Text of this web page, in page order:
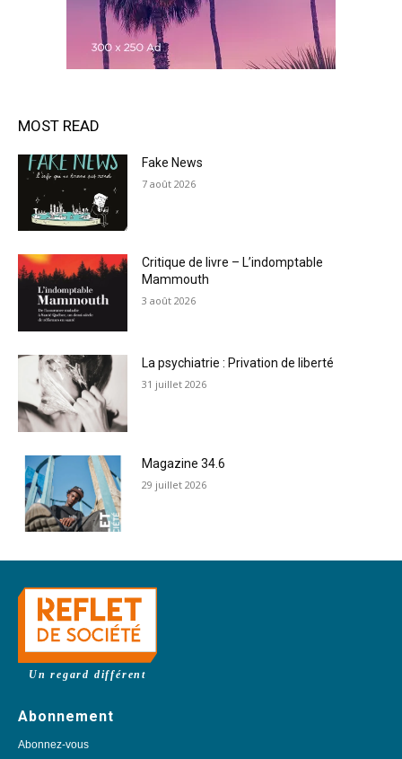
MOST READ
Fake News
7 août 2026
Critique de livre – L’indomptable
Mammouth
3 août 2026
La psychiatrie : Privation de liberté
31 juillet 2026
Magazine 34.6
29 juillet 2026
Un regard différent
Abonnement
Abonnez-vous